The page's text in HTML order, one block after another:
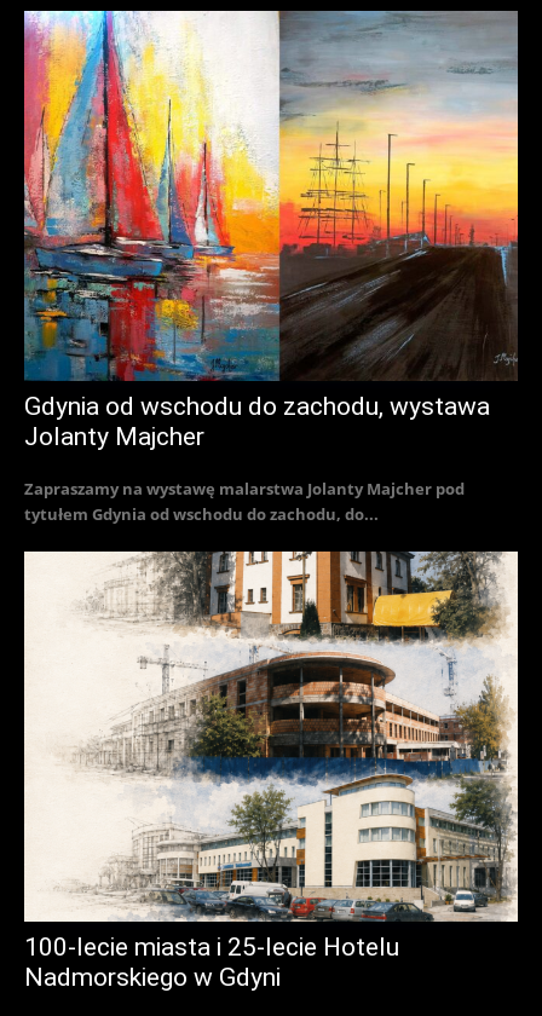
Gdynia od wschodu do zachodu, wystawa
Jolanty Majcher
Zapraszamy na wystawę malarstwa Jolanty Majcher pod
tytułem Gdynia od wschodu do zachodu, do...
100-lecie miasta i 25-lecie Hotelu
Nadmorskiego w Gdyni